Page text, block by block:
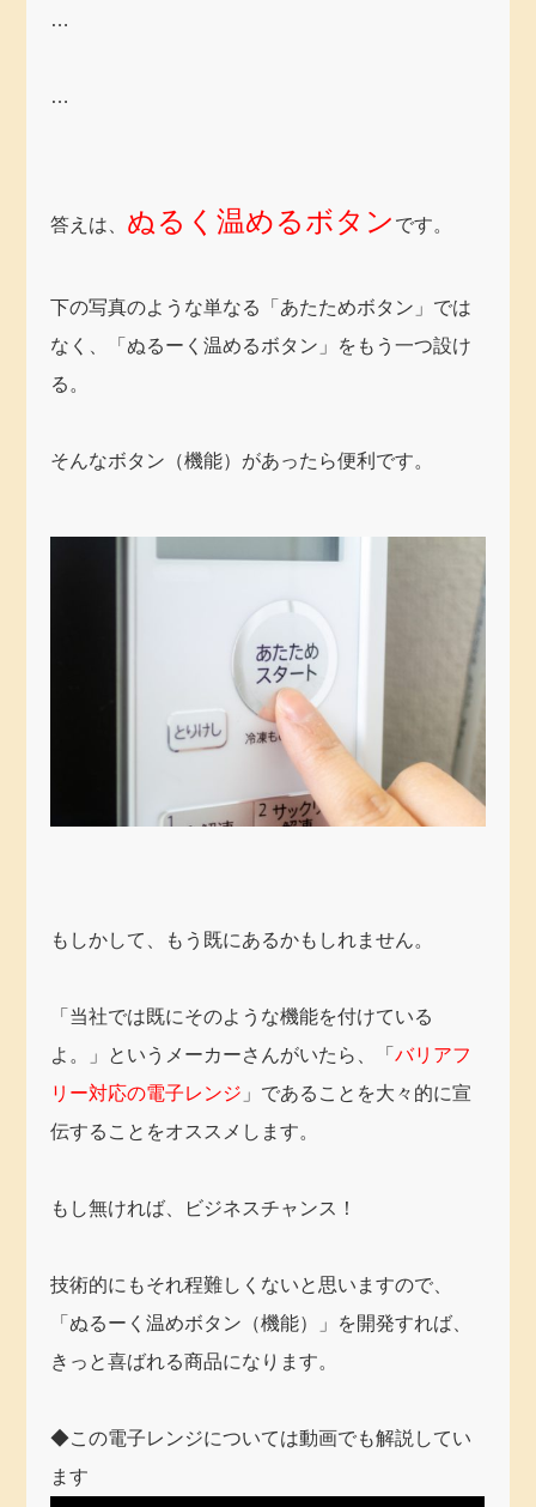
…
…
答えは、 ぬるく温めるボタン です。
下の写真のような単なる「あたためボタン」では
なく、「ぬるーく温めるボタン」をもう一つ設け
る。
そんなボタン（機能）があったら便利です。
もしかして、もう既にあるかもしれません。
「当社では既にそのような機能を付けている
よ。」というメーカーさんがいたら、「バリアフ
リー対応の電子レンジ 」であることを大々的に宣
伝することをオススメします。
もし無ければ、ビジネスチャンス！
技術的にもそれ程難しくないと思いますので、
「ぬるーく温めボタン（機能）」を開発すれば、
きっと喜ばれる商品になります。
◆この電子レンジについては動画でも解説してい
ます